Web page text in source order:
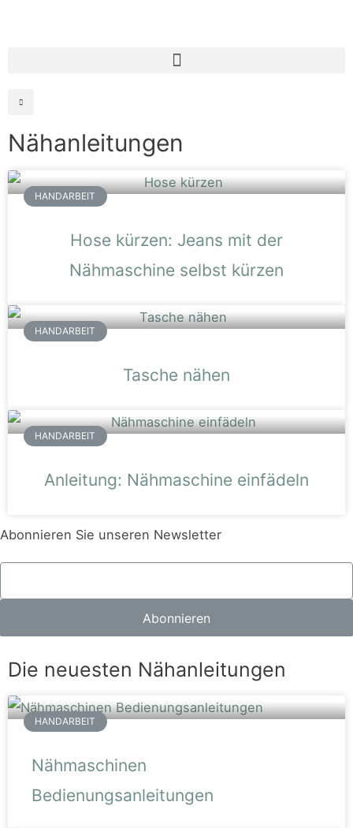
Nähanleitungen
HANDARBEIT
Hose kürzen: Jeans mit der
Nähmaschine selbst kürzen
HANDARBEIT
Tasche nähen
HANDARBEIT
Anleitung: Nähmaschine einfädeln
Abonnieren Sie unseren Newsletter
Abonnieren
Die neuesten Nähanleitungen
HANDARBEIT
Nähmaschinen
Bedienungsanleitungen